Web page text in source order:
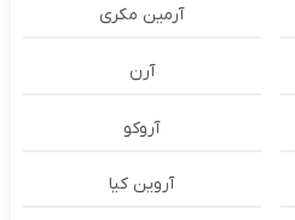
آرمین مکری
آرن
آروکو
آروین کیا